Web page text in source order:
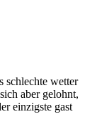
schlechte wetter
aber gelohnt,
einzigste gast